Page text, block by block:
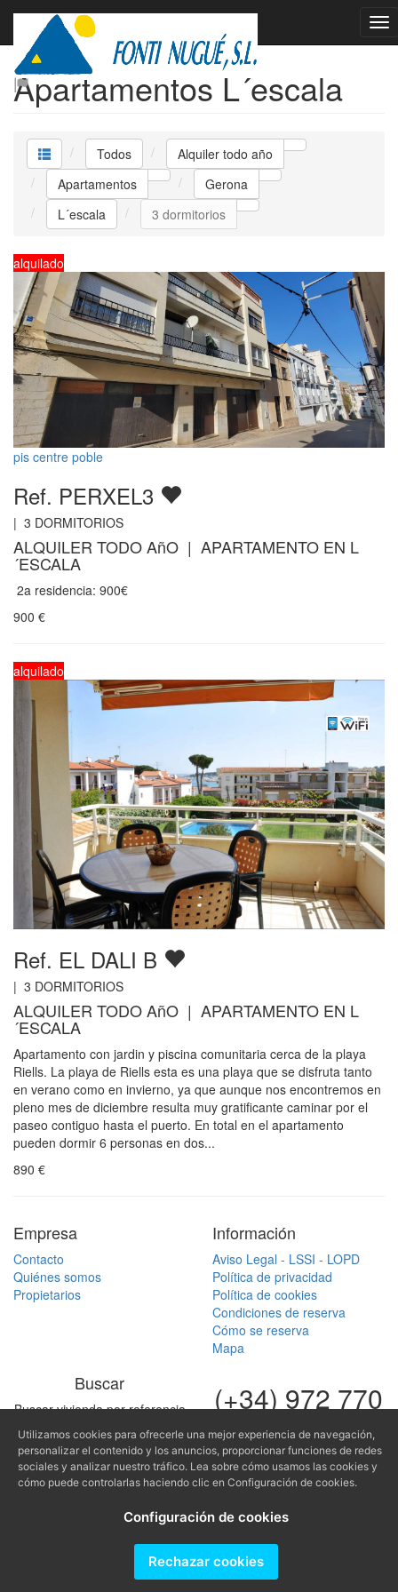
Alquiler todo año
Apartamentos L´escala
Todos
Alquiler todo año
Apartamentos
Gerona
L´escala
3 dormitorios
alquilado
pis centre poble
Ref. PERXEL3
| 3 DORMITORIOS
ALQUILER TODO AñO | APARTAMENTO EN L
´ESCALA
2a residencia: 900€
900 €
alquilado
Ref. EL DALI B
| 3 DORMITORIOS
ALQUILER TODO AñO | APARTAMENTO EN L
´ESCALA
Apartamento con jardin y piscina comunitaria cerca de la playa
Riells. La playa de Riells esta es una playa que se disfruta tanto
en verano como en invierno, ya que aunque nos encontremos en
pleno mes de diciembre resulta muy gratificante caminar por el
paseo contiguo hasta el puerto. En total en el apartamento
pueden dormir 6 personas en dos...
890 €
Empresa
Contacto
Quiénes somos
Propietarios
Información
Aviso Legal - LSSI - LOPD
Política de privacidad
Política de cookies
Condiciones de reserva
Cómo se reserva
Mapa
Buscar
Buscar vivienda por referencia (+34) 972 770
168
(+34) 616 966
682
Utilizamos cookies para ofrecerle una mejor experiencia de navegación,
personalizar el contenido y los anuncios, proporcionar funciones de redes
sociales y analizar nuestro tráfico. Lea sobre cómo usamos las cookies y
cómo puede controlarlas haciendo clic en Configuración de cookies.
Configuración de cookies
Rechazar cookies